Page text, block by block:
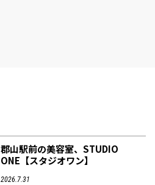
郡山駅前の美容室、STUDIO
ONE【スタジオワン】
2026.7.31